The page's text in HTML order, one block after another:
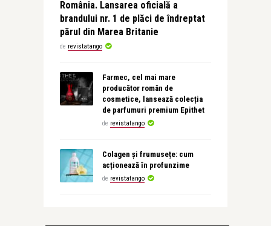
România. Lansarea oficială a
brandului nr. 1 de plăci de îndreptat
părul din Marea Britanie
de revistatango
Farmec, cel mai mare
producător român de
cosmetice, lansează colecția
de parfumuri premium Epithet
de revistatango
Colagen și frumusețe: cum
acționează în profunzime
de revistatango